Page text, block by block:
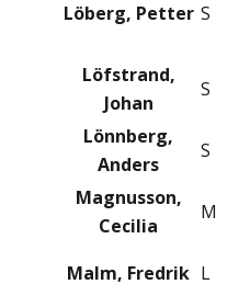
Löberg, Petter S
Löfstrand,
Johan
S
Lönnberg,
Anders
S
Magnusson,
Cecilia
M
Malm, Fredrik L